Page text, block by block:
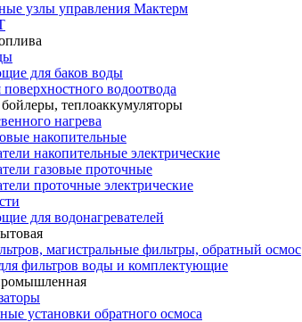
узлы управления Мактерм
для баков воды
водоотвода
теплоаккумуляторы
нагрева
накопительные
накопительные электрические
газовые проточные
проточные электрические
для водонагревателей
магистральные фильтры, обратный осмос
фильтров воды и комплектующие
установки обратного осмоса